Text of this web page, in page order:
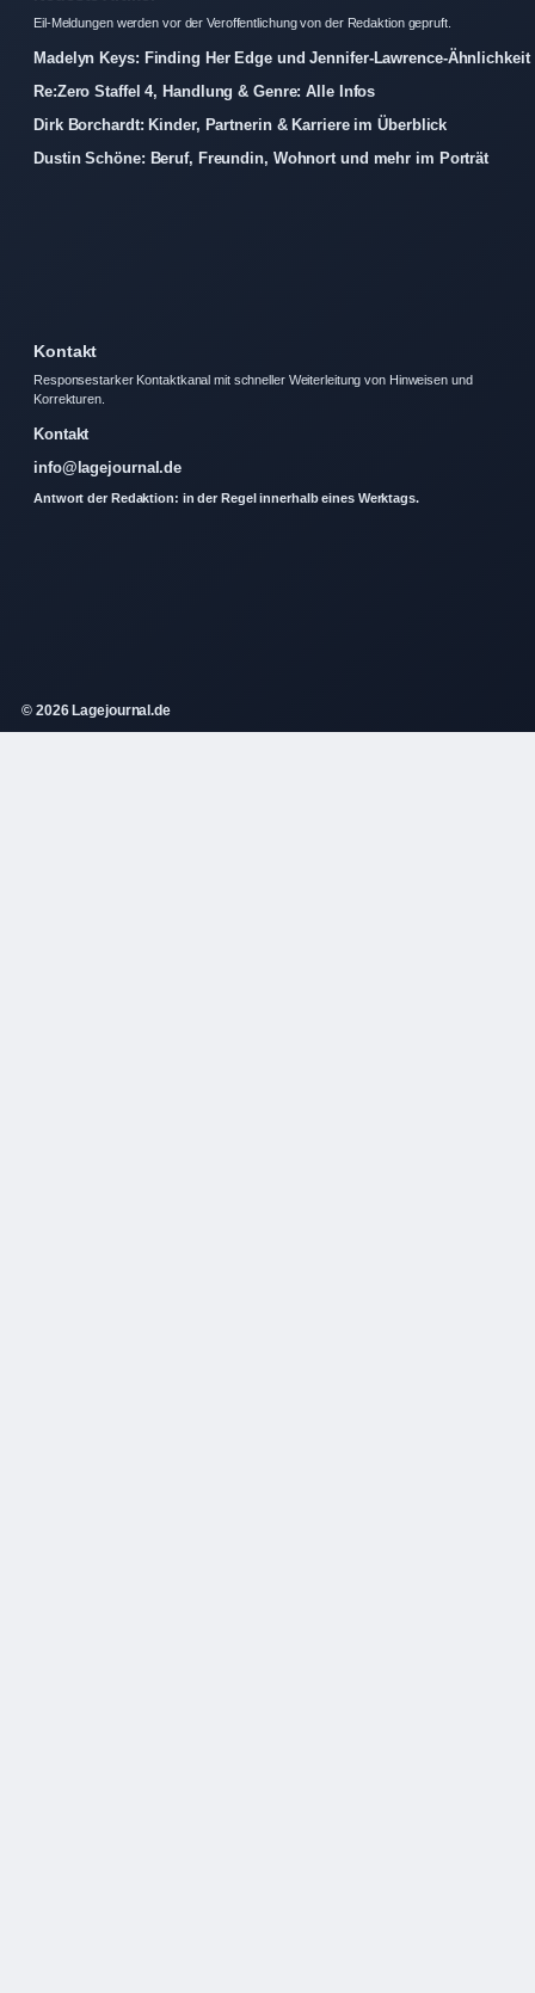
Eil-Meldungen werden vor der Veroffentlichung von der Redaktion gepruft.
Madelyn Keys: Finding Her Edge und Jennifer-Lawrence-Ähnlichkeit
Re:Zero Staffel 4, Handlung & Genre: Alle Infos
Dirk Borchardt: Kinder, Partnerin & Karriere im Überblick
Dustin Schöne: Beruf, Freundin, Wohnort und mehr im Porträt
Kontakt
Responsestarker Kontaktkanal mit schneller Weiterleitung von Hinweisen und
Korrekturen.
Kontakt
info@lagejournal.de
Antwort der Redaktion: in der Regel innerhalb eines Werktags.
© 2026 Lagejournal.de